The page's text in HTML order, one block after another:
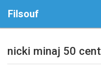
Filsouf
nicki minaj 50 cent